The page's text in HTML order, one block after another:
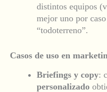
distintos equipos
mejor uno por
“todoterreno”.
Casos de uso en
Briefings y copy:
personalizado